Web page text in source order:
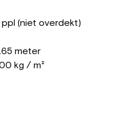
ppl (niet overdekt)
meter
kg / m²